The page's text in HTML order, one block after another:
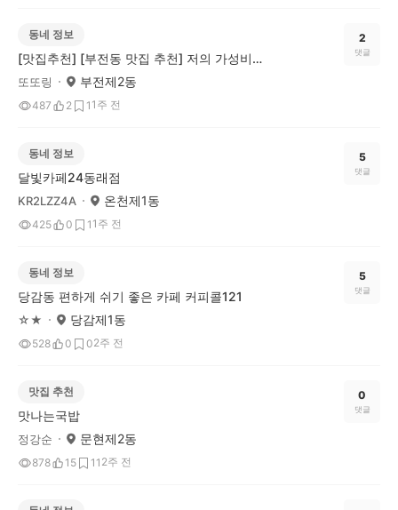
동네 정보
[맛집추천] [부전동 맛집 추천] 저의 가성비맛집 팔미분식소개합니다! 시락국+김치말이김밥 조합!
또또링 부전제2동
487 2 1 1주 전
2
댓글
동네 정보
달빛카페24동래점
KR2LZZ4A 온천제1동
425 0 1 1주 전
5
댓글
동네 정보
당감동 편하게 쉬기 좋은 카페 커피콜121
☆★ 당감제1동
528 0 02주 전
5
댓글
맛집 추천
맛나는국밥
정강순 문현제2동
878 15 11 2주 전
0
댓글